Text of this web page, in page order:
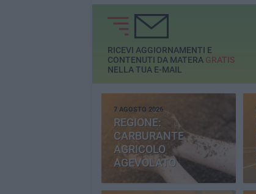
RICEVI AGGIORNAMENTI E
CONTENUTI DA MATERA GRATIS
NELLA TUA E-MAIL
7 AGOSTO 2026
REGIONE:
CARBURANTE
AGRICOLO
AGEVOLATO